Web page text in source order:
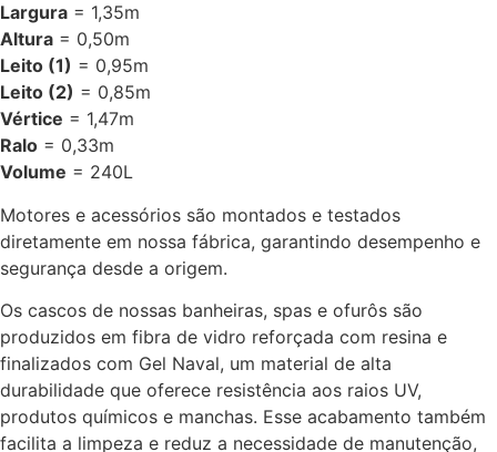
Largura = 1,35m
Altura = 0,50m
Leito (1) = 0,95m
Leito (2) = 0,85m
Vértice = 1,47m
Ralo = 0,33m
Volume = 240L
Motores e acessórios são montados e testados
diretamente em nossa fábrica, garantindo desempenho e
segurança desde a origem.
Os cascos de nossas banheiras, spas e ofurôs são
produzidos em fibra de vidro reforçada com resina e
finalizados com Gel Naval, um material de alta
durabilidade que oferece resistência aos raios UV,
produtos químicos e manchas. Esse acabamento também
facilita a limpeza e reduz a necessidade de manutenção,